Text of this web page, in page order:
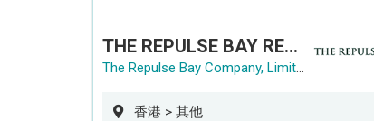
THE REPULSE BAY RECRUITMENT DAY 淺水灣影灣園人才招聘會
The Repulse Bay Company, Limited
香港 > 其他